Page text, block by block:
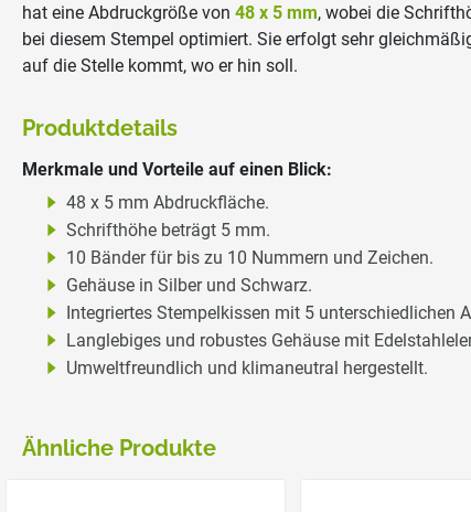
hat eine Abdruckgröße von 48 x 5 mm, wobei die
bei diesem Stempel optimiert. Sie erfolgt sehr
auf die Stelle kommt, wo er hin soll.
Produktdetails
Merkmale und Vorteile auf einen Blick:
48 x 5 mm Abdruckfläche.
Schrifthöhe beträgt 5 mm.
10 Bänder für bis zu 10 Nummern und Zeichen.
Gehäuse in Silber und Schwarz.
Integriertes Stempelkissen mit 5 unterschiedlichen
Langlebiges und robustes Gehäuse mit
Umweltfreundlich und klimaneutral hergestellt.
Ähnliche Produkte